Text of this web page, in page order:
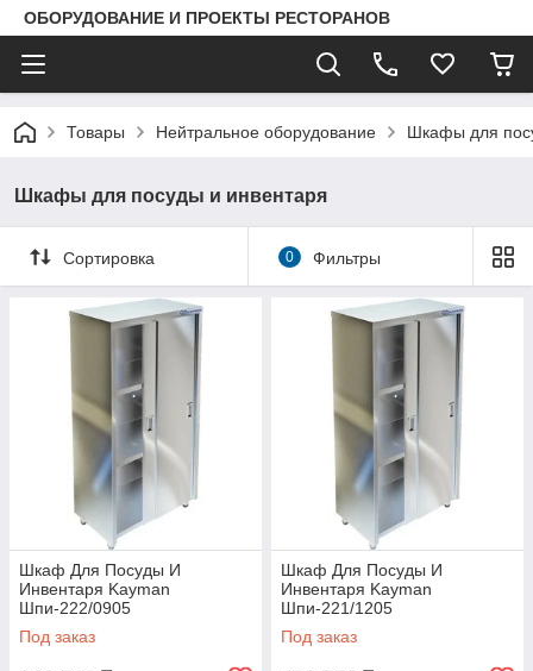
ОБОРУДОВАНИЕ И ПРОЕКТЫ РЕСТОРАНОВ
Товары Нейтральное оборудование Шкафы для
Шкафы для посуды и инвентаря
Сортировка 0 Фильтры
Шкаф Для Посуды И
Инвентаря Kayman
Шпи-222/0905
Под заказ
Шкаф Для Посуды И
Инвентаря Kayman
Шпи-221/1205
Под заказ